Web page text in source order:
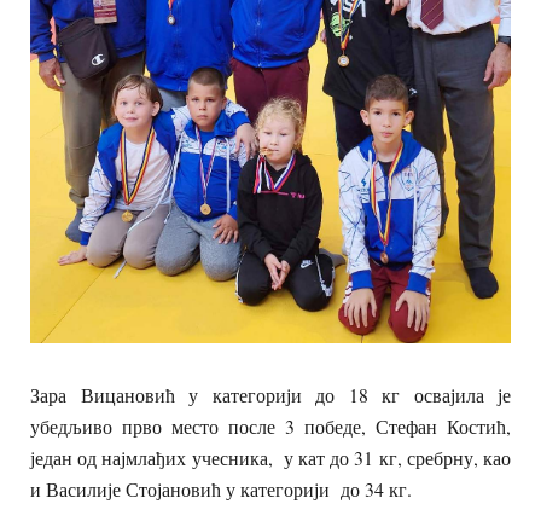
Зара Вицановић у категорији до 18 кг освајила је
убедљиво прво место после 3 победе, Стефан Костић,
један од најмлађих учесника, у кат до 31 кг, сребрну, као
и Василије Стојановић у категорији до 34 кг.